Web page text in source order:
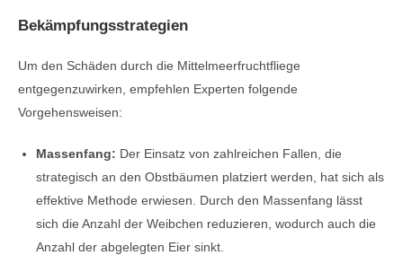
Bekämpfungsstrategien
Um den Schäden durch die Mittelmeerfruchtfliege
entgegenzuwirken, empfehlen Experten folgende
Vorgehensweisen:
Massenfang: Der Einsatz von zahlreichen Fallen, die
strategisch an den Obstbäumen platziert werden, hat sich als
effektive Methode erwiesen. Durch den Massenfang lässt
sich die Anzahl der Weibchen reduzieren, wodurch auch die
Anzahl der abgelegten Eier sinkt.